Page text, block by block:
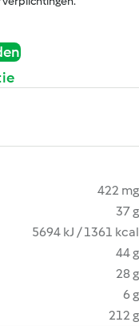
422 mg
37 g
5694 kJ / 1361 kcal
44 g
28 g
6 g
212 g